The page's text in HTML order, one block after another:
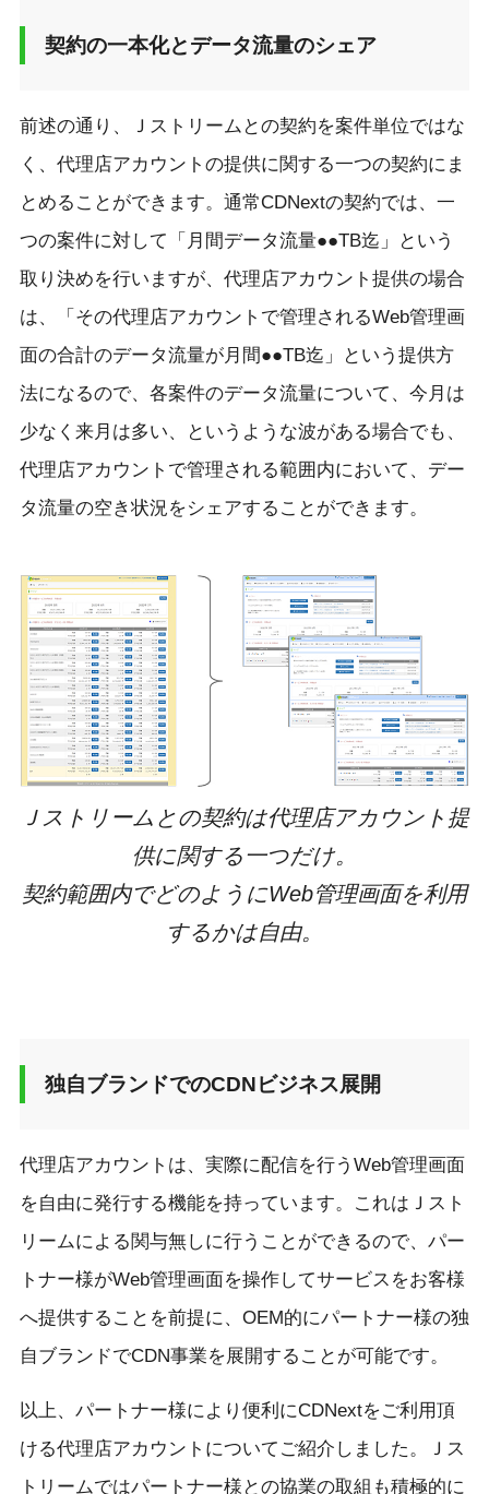
契約の一本化とデータ流量のシェア
前述の通り、Ｊストリームとの契約を案件単位ではな
く、代理店アカウントの提供に関する一つの契約にま
とめることができます。通常CDNextの契約では、一
つの案件に対して「月間データ流量●●TB迄」という
取り決めを行いますが、代理店アカウント提供の場合
は、「その代理店アカウントで管理されるWeb管理画
面の合計のデータ流量が月間●●TB迄」という提供方
法になるので、各案件のデータ流量について、今月は
少なく来月は多い、というような波がある場合でも、
代理店アカウントで管理される範囲内において、デー
タ流量の空き状況をシェアすることができます。
Ｊストリームとの契約は代理店アカウント提
供に関する一つだけ。
契約範囲内でどのようにWeb管理画面を利用
するかは自由。
独自ブランドでのCDNビジネス展開
代理店アカウントは、実際に配信を行うWeb管理画面
を自由に発行する機能を持っています。これはＪスト
リームによる関与無しに行うことができるので、パー
トナー様がWeb管理画面を操作してサービスをお客様
へ提供することを前提に、OEM的にパートナー様の独
自ブランドでCDN事業を展開することが可能です。
以上、パートナー様により便利にCDNextをご利用頂
ける代理店アカウントについてご紹介しました。Ｊス
トリームではパートナー様との協業の取組も積極的に